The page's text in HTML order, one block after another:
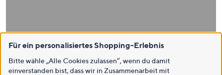
Für ein personalisiertes Shopping-Erlebnis
Bitte wähle „Alle Cookies zulassen“, wenn du damit
einverstanden bist, dass wir in Zusammenarbeit mit